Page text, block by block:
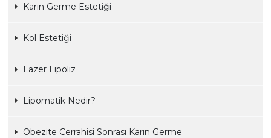
MEME
ESTETİĞİ
Karın Germe Estetiği
Kol Estetiği
Lazer Lipoliz
Lipomatik Nedir?
Obezite Cerrahisi Sonrası Karın Germe